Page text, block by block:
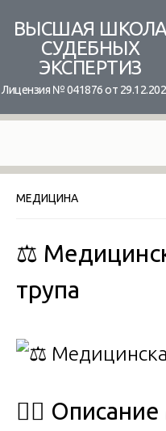
content
ВЫСШАЯ
СУДЕБНЫХ
ЭКСПЕРТИЗ
Лицензия № 041876 от
МЕДИЦИНА
⚖️
трупа
🧑‍⚖️